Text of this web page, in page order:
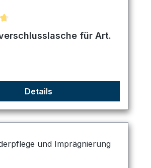
Bewertung von 4.67 von 5
für Art.
Details